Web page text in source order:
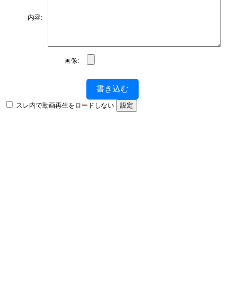
内容:
画像:
書き込む
スレ内で動画再生をロードしない